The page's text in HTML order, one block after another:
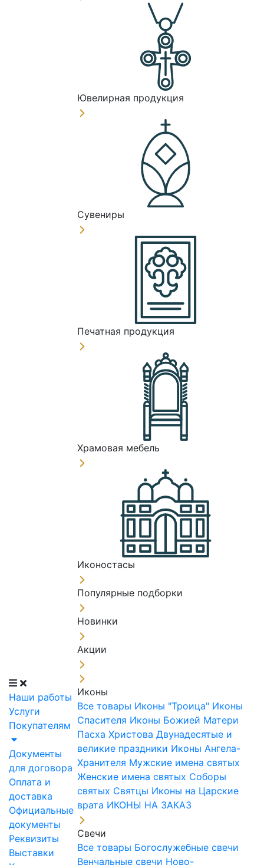
Наши работы
Услуги
Покупателям
Документы
для договора
Оплата и
доставка
Официальные
документы
Реквизиты
Выставки
Ювелирная продукция
Сувениры
Печатная продукция
Храмовая мебель
Иконостасы
Популярные подборки
Новинки
Акции
Иконы
Все товары Иконы "Троица" Иконы
Спасителя Иконы Божией Матери
Пасха Христова Двунадесятые и
великие праздники Иконы Ангела-
Хранителя Мужские имена святых
Женские имена святых Соборы
святых Святцы Иконы на Царские
врата ИКОНЫ НА ЗАКАЗ
Свечи
Все товары Богослужебные свечи
Венчальные свечи Ново-